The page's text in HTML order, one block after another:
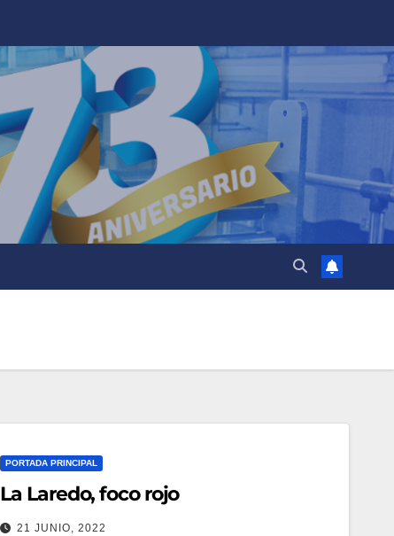
PORTADA PRINCIPAL
La Laredo, foco rojo
21 JUNIO, 2022